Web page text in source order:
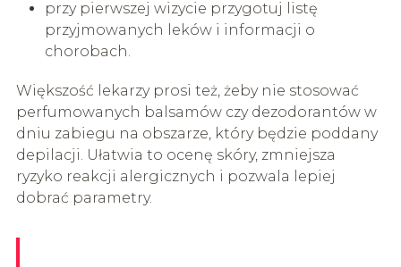
przy pierwszej wizycie przygotuj listę
przyjmowanych leków i informacji o
chorobach.
Większość lekarzy prosi też, żeby nie stosować
perfumowanych balsamów czy dezodorantów w
dniu zabiegu na obszarze, który będzie poddany
depilacji. Ułatwia to ocenę skóry, zmniejsza
ryzyko reakcji alergicznych i pozwala lepiej
dobrać parametry.